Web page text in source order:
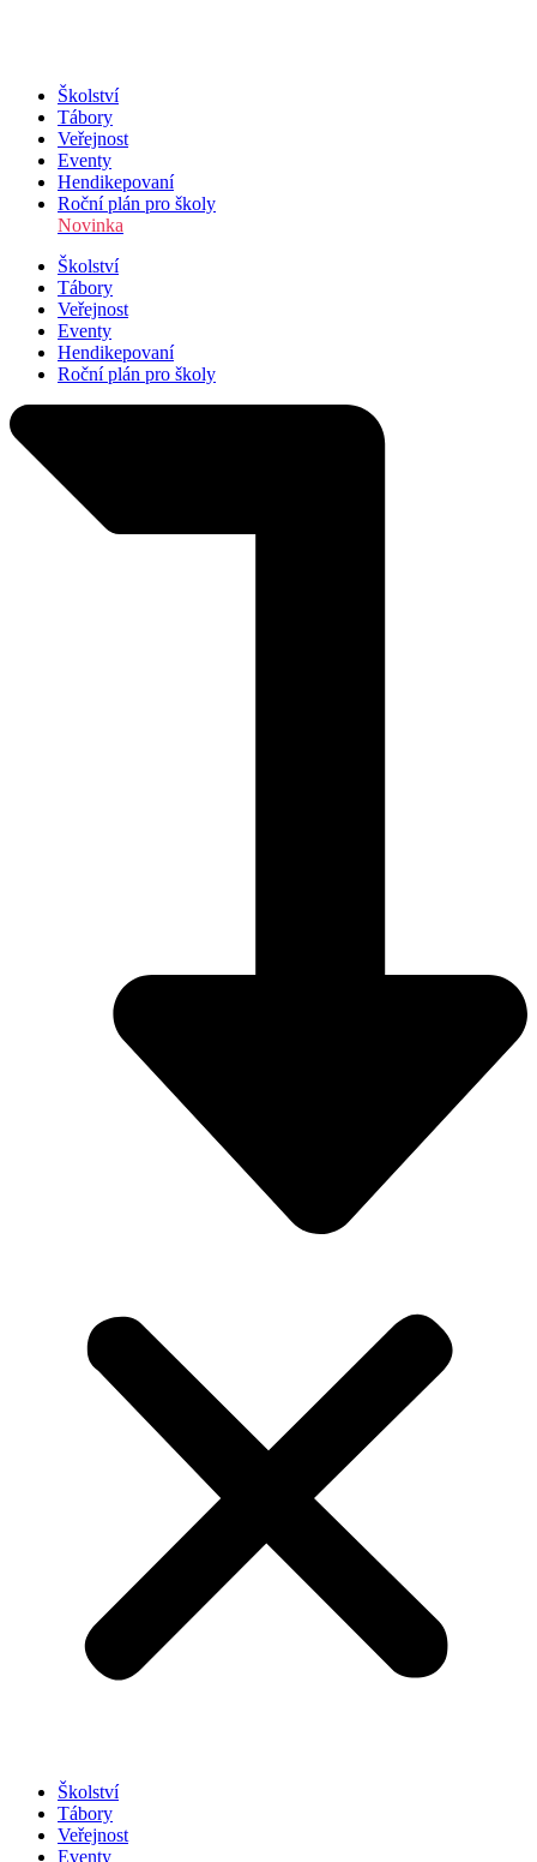
Školství
Tábory
Veřejnost
Eventy
Hendikepovaní
Roční plán pro školy
Novinka
Školství
Tábory
Veřejnost
Eventy
Hendikepovaní
Roční plán pro školy
Školství
Tábory
Veřejnost
Eventy